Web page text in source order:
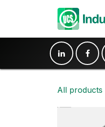
Hoppa till innehåll
All products